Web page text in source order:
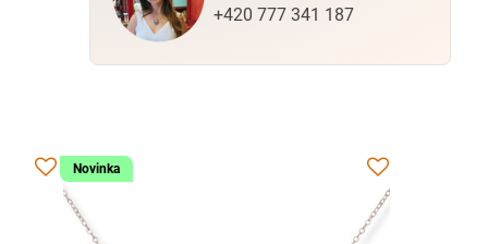
+420 777 341 187
Novinka